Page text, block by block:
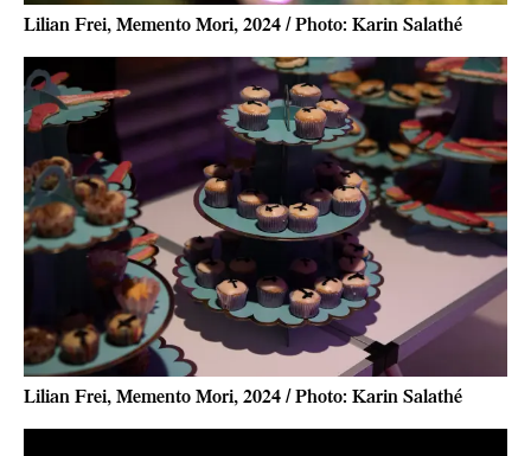
Lilian Frei, Memento Mori, 2024 / Photo: Karin Salathé
Lilian Frei, Memento Mori, 2024 / Photo: Karin Salathé